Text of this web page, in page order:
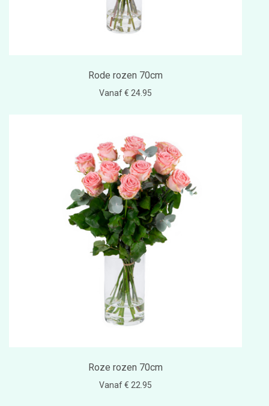
Rode rozen 70cm
Vanaf € 24.95
Roze rozen 70cm
Vanaf € 22.95